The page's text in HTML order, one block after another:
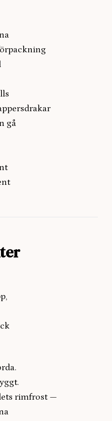
gå
rimfrost —